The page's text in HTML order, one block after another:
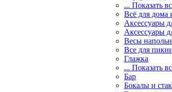
... Показать
Всё для дома
Аксессуары
Аксессуары
Весы
Все для
Глажка
... Показать
Бар
Бокалы и